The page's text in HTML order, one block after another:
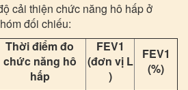
cải thiện chức năng hô hấp ở
đối chiếu:
Thời điểm đo
chức năng hô
hấp
FEV1
(đơn vị L
)
FEV1
(%)